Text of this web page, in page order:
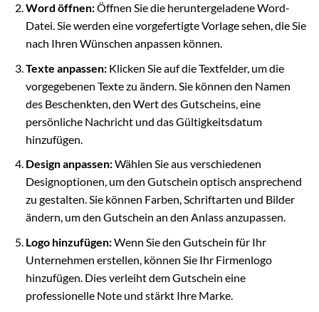
Word öffnen:Öffnen Sie die heruntergeladene Word-
Datei. Sie werden eine vorgefertigte Vorlage sehen, die Sie
nach Ihren Wünschen anpassen können.
Texte anpassen:Klicken Sie auf die Textfelder, um die
vorgegebenen Texte zu ändern. Sie können den Namen
des Beschenkten, den Wert des Gutscheins, eine
persönliche Nachricht und das Gültigkeitsdatum
hinzufügen.
Design anpassen:Wählen Sie aus verschiedenen
Designoptionen, um den Gutschein optisch ansprechend
zu gestalten. Sie können Farben, Schriftarten und Bilder
ändern, um den Gutschein an den Anlass anzupassen.
Logo hinzufügen:Wenn Sie den Gutschein für Ihr
Unternehmen erstellen, können Sie Ihr Firmenlogo
hinzufügen. Dies verleiht dem Gutschein eine
professionelle Note und stärkt Ihre Marke.